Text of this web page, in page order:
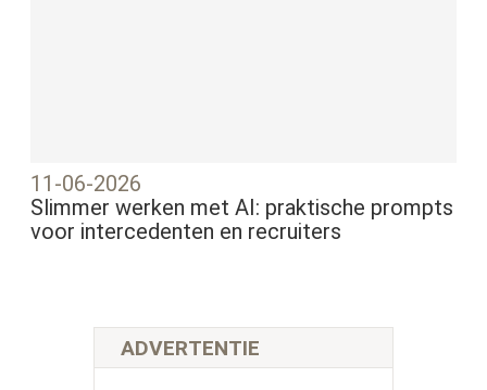
11-06-2026
Slimmer werken met AI: praktische prompts
voor intercedenten en recruiters
ADVERTENTIE